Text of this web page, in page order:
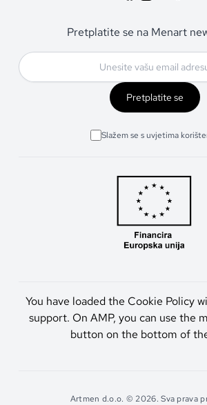
Pretplatite se na Menart
Pretplatite se
Slažem se s uvjetima
You have loaded the Cookie Policy
support. On AMP, you can use the
button on the bottom of
Artmen d.o.o. © 2026. Sva prava